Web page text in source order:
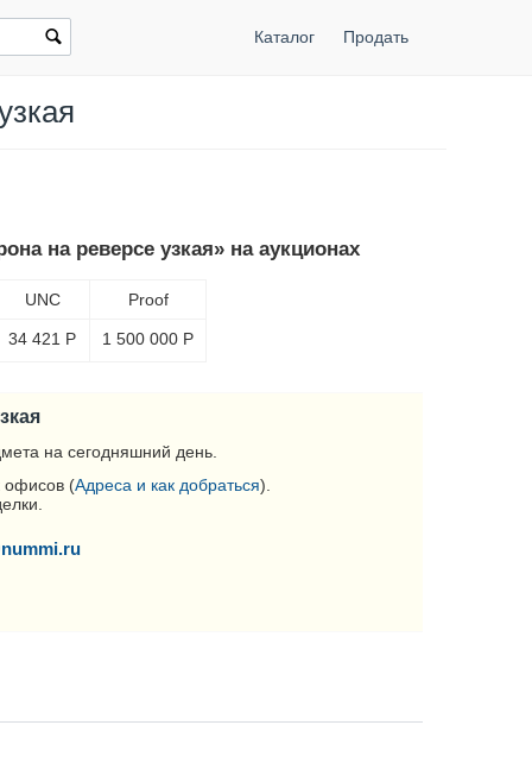
Каталог Продать
на реверсе узкая» на аукционах
UNC
34 421 Р
Proof
1 500 000 Р
на сегодняшний день.
офисов (Адреса и как добраться).